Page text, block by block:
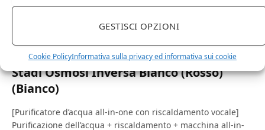
GESTISCI OPZIONI
Cookie PolicyInformativa sulla privacy ed informativa sui cookie
JMOMC Intelligent Voice Plus Macchina
Integrata Calda e Fredda Depuratore
d’Acqua Uso Domestico Potabile Diretto
Depuratore d’Acqua Bianca a Cinque
Stadi Osmosi Inversa Bianco (Rosso)
(Bianco)
[Purificatore d’acqua all-in-one con riscaldamento vocale]
Purificazione dell’acqua + riscaldamento + macchina all-in-